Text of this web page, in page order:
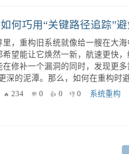
。为了满足这些需求，重构与持
得尤为重要。当我们谈论有效的
更要考虑到如何优化整个流程，使
314 0 0 0 软件开发
里，重构旧系统就像给一艘在大